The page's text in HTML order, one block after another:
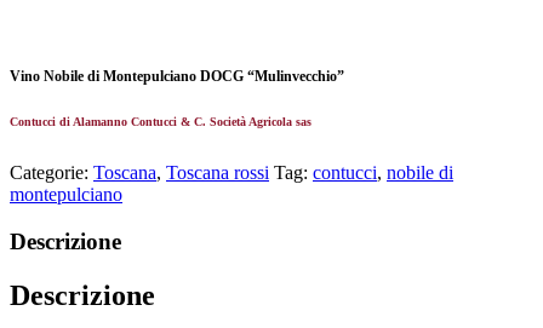
Vino Nobile di Montepulciano DOCG “Mulinvecchio”
Contucci di Alamanno Contucci & C. Società Agricola sas
Categorie: Toscana, Toscana rossi Tag: contucci, nobile di
montepulciano
Descrizione
Descrizione